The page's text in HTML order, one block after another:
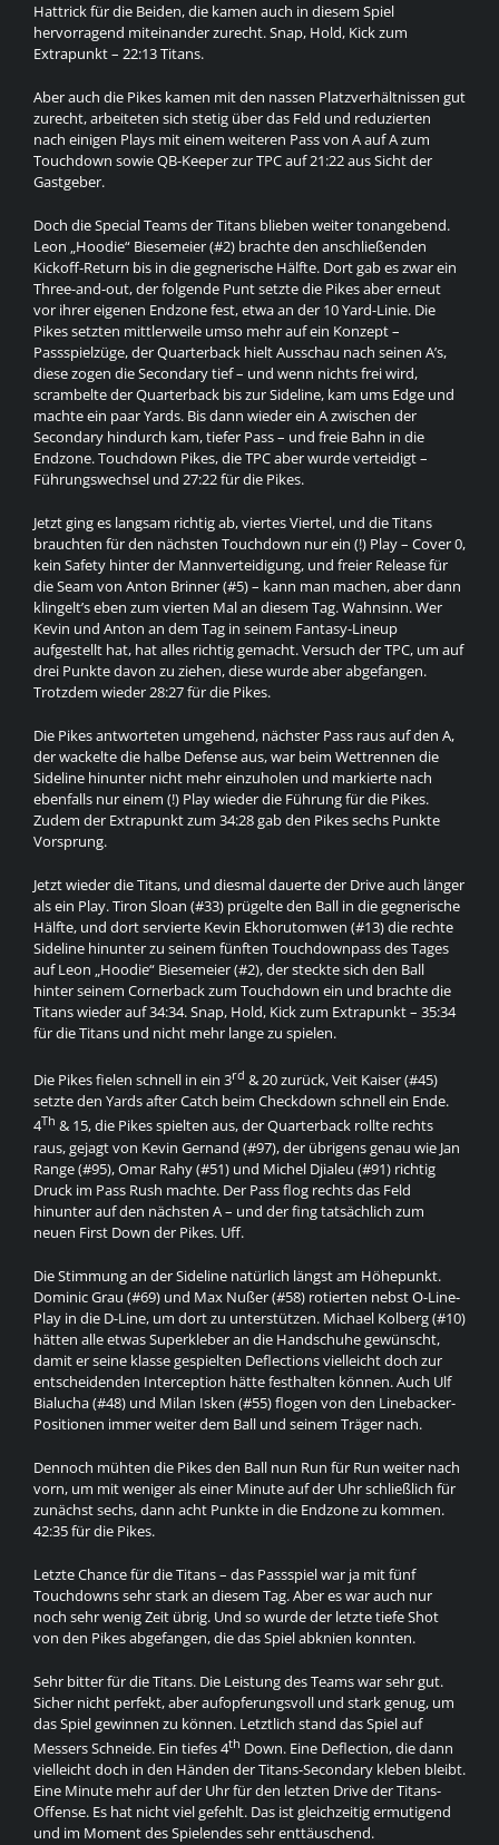
Hattrick für die Beiden, die kamen auch in diesem Spiel
hervorragend miteinander zurecht. Snap, Hold, Kick zum
Extrapunkt – 22:13 Titans.
Aber auch die Pikes kamen mit den nassen Platzverhältnissen gut
zurecht, arbeiteten sich stetig über das Feld und reduzierten
nach einigen Plays mit einem weiteren Pass von A auf A zum
Touchdown sowie QB-Keeper zur TPC auf 21:22 aus Sicht der
Gastgeber.
Doch die Special Teams der Titans blieben weiter tonangebend.
Leon „Hoodie“ Biesemeier (#2) brachte den anschließenden
Kickoff-Return bis in die gegnerische Hälfte. Dort gab es zwar ein
Three-and-out, der folgende Punt setzte die Pikes aber erneut
vor ihrer eigenen Endzone fest, etwa an der 10 Yard-Linie. Die
Pikes setzten mittlerweile umso mehr auf ein Konzept –
Passspielzüge, der Quarterback hielt Ausschau nach seinen A’s,
diese zogen die Secondary tief – und wenn nichts frei wird,
scrambelte der Quarterback bis zur Sideline, kam ums Edge und
machte ein paar Yards. Bis dann wieder ein A zwischen der
Secondary hindurch kam, tiefer Pass – und freie Bahn in die
Endzone. Touchdown Pikes, die TPC aber wurde verteidigt –
Führungswechsel und 27:22 für die Pikes.
Jetzt ging es langsam richtig ab, viertes Viertel, und die Titans
brauchten für den nächsten Touchdown nur ein (!) Play – Cover 0,
kein Safety hinter der Mannverteidigung, und freier Release für
die Seam von Anton Brinner (#5) – kann man machen, aber dann
klingelt’s eben zum vierten Mal an diesem Tag. Wahnsinn. Wer
Kevin und Anton an dem Tag in seinem Fantasy-Lineup
aufgestellt hat, hat alles richtig gemacht. Versuch der TPC, um auf
drei Punkte davon zu ziehen, diese wurde aber abgefangen.
Trotzdem wieder 28:27 für die Pikes.
Die Pikes antworteten umgehend, nächster Pass raus auf den A,
der wackelte die halbe Defense aus, war beim Wettrennen die
Sideline hinunter nicht mehr einzuholen und markierte nach
ebenfalls nur einem (!) Play wieder die Führung für die Pikes.
Zudem der Extrapunkt zum 34:28 gab den Pikes sechs Punkte
Vorsprung.
Jetzt wieder die Titans, und diesmal dauerte der Drive auch länger
als ein Play. Tiron Sloan (#33) prügelte den Ball in die gegnerische
Hälfte, und dort servierte Kevin Ekhorutomwen (#13) die rechte
Sideline hinunter zu seinem fünften Touchdownpass des Tages
auf Leon „Hoodie“ Biesemeier (#2), der steckte sich den Ball
hinter seinem Cornerback zum Touchdown ein und brachte die
Titans wieder auf 34:34. Snap, Hold, Kick zum Extrapunkt – 35:34
für die Titans und nicht mehr lange zu spielen.
Die Pikes fielen schnell in ein 3rd & 20 zurück, Veit Kaiser (#45)
setzte den Yards after Catch beim Checkdown schnell ein Ende.
4Th & 15, die Pikes spielten aus, der Quarterback rollte rechts
raus, gejagt von Kevin Gernand (#97), der übrigens genau wie Jan
Range (#95), Omar Rahy (#51) und Michel Djialeu (#91) richtig
Druck im Pass Rush machte. Der Pass flog rechts das Feld
hinunter auf den nächsten A – und der fing tatsächlich zum
neuen First Down der Pikes. Uff.
Die Stimmung an der Sideline natürlich längst am Höhepunkt.
Dominic Grau (#69) und Max Nußer (#58) rotierten nebst O-Line-
Play in die D-Line, um dort zu unterstützen. Michael Kolberg (#10)
hätten alle etwas Superkleber an die Handschuhe gewünscht,
damit er seine klasse gespielten Deflections vielleicht doch zur
entscheidenden Interception hätte festhalten können. Auch Ulf
Bialucha (#48) und Milan Isken (#55) flogen von den Linebacker-
Positionen immer weiter dem Ball und seinem Träger nach.
Dennoch mühten die Pikes den Ball nun Run für Run weiter nach
vorn, um mit weniger als einer Minute auf der Uhr schließlich für
zunächst sechs, dann acht Punkte in die Endzone zu kommen.
42:35 für die Pikes.
Letzte Chance für die Titans – das Passspiel war ja mit fünf
Touchdowns sehr stark an diesem Tag. Aber es war auch nur
noch sehr wenig Zeit übrig. Und so wurde der letzte tiefe Shot
von den Pikes abgefangen, die das Spiel abknien konnten.
Sehr bitter für die Titans. Die Leistung des Teams war sehr gut.
Sicher nicht perfekt, aber aufopferungsvoll und stark genug, um
das Spiel gewinnen zu können. Letztlich stand das Spiel auf
Messers Schneide. Ein tiefes 4th Down. Eine Deflection, die dann
vielleicht doch in den Händen der Titans-Secondary kleben bleibt.
Eine Minute mehr auf der Uhr für den letzten Drive der Titans-
Offense. Es hat nicht viel gefehlt. Das ist gleichzeitig ermutigend
und im Moment des Spielendes sehr enttäuschend.